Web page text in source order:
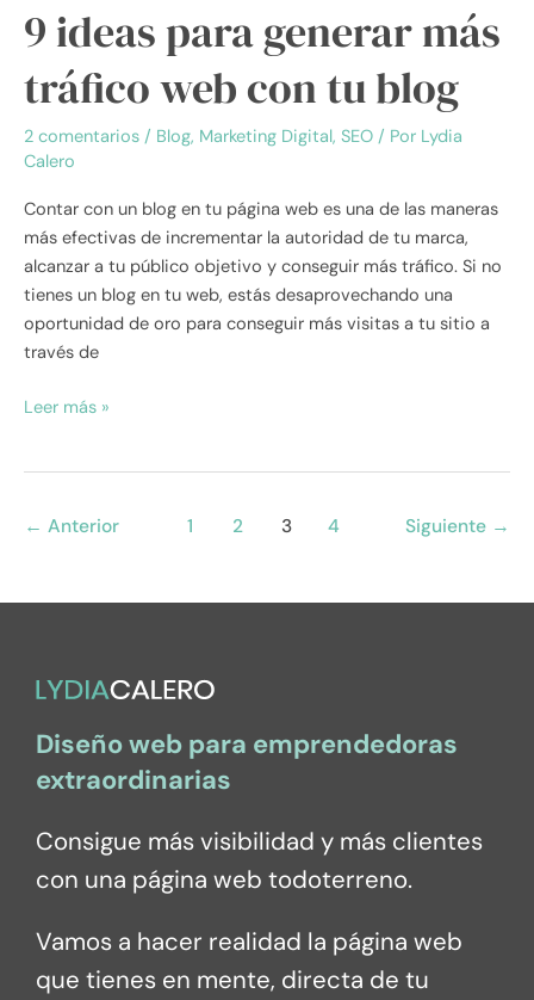
9 ideas para generar más
tráfico web con tu blog
2 comentarios / Blog, Marketing Digital, SEO / Por Lydia
Calero
Contar con un blog en tu página web es una de las maneras
más efectivas de incrementar la autoridad de tu marca,
alcanzar a tu público objetivo y conseguir más tráfico. Si no
tienes un blog en tu web, estás desaprovechando una
oportunidad de oro para conseguir más visitas a tu sitio a
través de
Leer más »
← Anterior 1 2 3 4 Siguiente →
Diseño web para emprendedoras
extraordinarias
Consigue más visibilidad y más clientes
con una página web todoterreno.
Vamos a hacer realidad la página web
que tienes en mente, directa de tu